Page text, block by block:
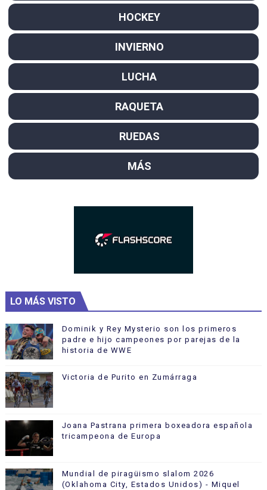
HOCKEY
INVIERNO
LUCHA
RAQUETA
RUEDAS
MÁS
LO MÁS VISTO
Dominik y Rey Mysterio son los primeros
padre e hijo campeones por parejas de la
historia de WWE
Victoria de Purito en Zumárraga
Joana Pastrana primera boxeadora española
tricampeona de Europa
Mundial de piragüismo slalom 2026
(Oklahoma City, Estados Unidos) - Miquel